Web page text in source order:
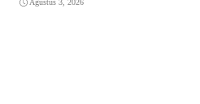
Agustus 3, 2026